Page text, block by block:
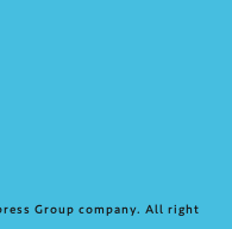
Group company. All right